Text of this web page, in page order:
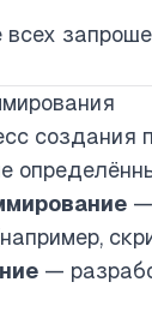
всех
создания
—
—